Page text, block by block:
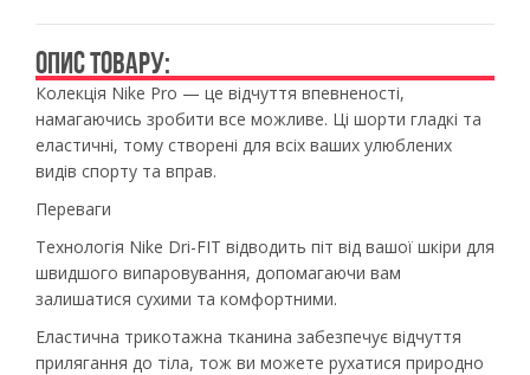
ОПИС ТОВАРУ:
Колекція Nike Pro — це відчуття впевненості,
намагаючись зробити все можливе. Ці шорти гладкі та
еластичні, тому створені для всіх ваших улюблених
видів спорту та вправ.
Переваги
Технологія Nike Dri-FIT відводить піт від вашої шкіри для
швидшого випаровування, допомагаючи вам
залишатися сухими та комфортними.
Еластична трикотажна тканина забезпечує відчуття
прилягання до тіла, тож ви можете рухатися природно